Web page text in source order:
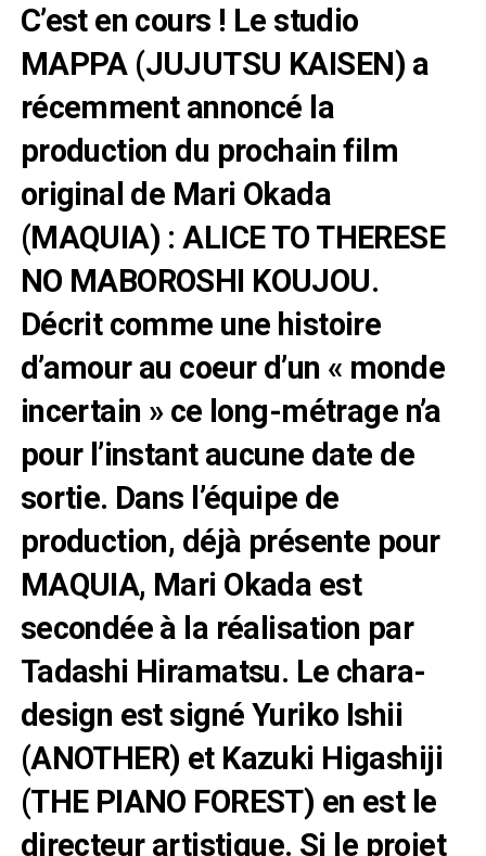
C’est en cours ! Le studio
MAPPA (JUJUTSU KAISEN) a
récemment annoncé la
production du prochain film
original de Mari Okada
(MAQUIA) : ALICE TO THERESE
NO MABOROSHI KOUJOU.
Décrit comme une histoire
d’amour au coeur d’un « monde
incertain » ce long-métrage n’a
pour l’instant aucune date de
sortie. Dans l’équipe de
production, déjà présente pour
MAQUIA, Mari Okada est
secondée à la réalisation par
Tadashi Hiramatsu. Le chara-
design est signé Yuriko Ishii
(ANOTHER) et Kazuki Higashiji
(THE PIANO FOREST) en est le
directeur artistique. Si le projet